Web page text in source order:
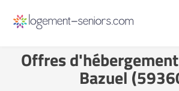
Offres
Bazuel